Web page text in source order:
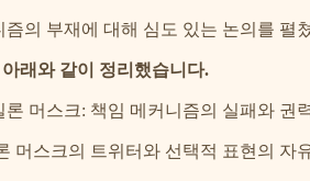
즘의 부재에 대해 심도 있는 논의를 펼
래와 같이 정리했습니다.
머스크: 책임 메커니즘의 실패와 권
머스크의 트위터와 선택적 표현의 자